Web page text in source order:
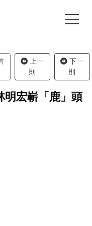
上一
則
下一
則
明宏嶄「鹿」頭